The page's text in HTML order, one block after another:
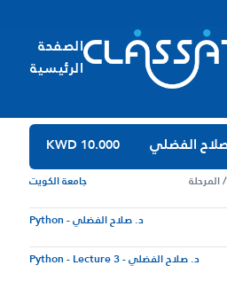
الصفحة
الرئيسية
الفضلي KWD 10.000
المرحلة
جامعة الكويت
د. صلاح الفضلي - Python
د. صلاح الفضلي - Python - Lecture 3